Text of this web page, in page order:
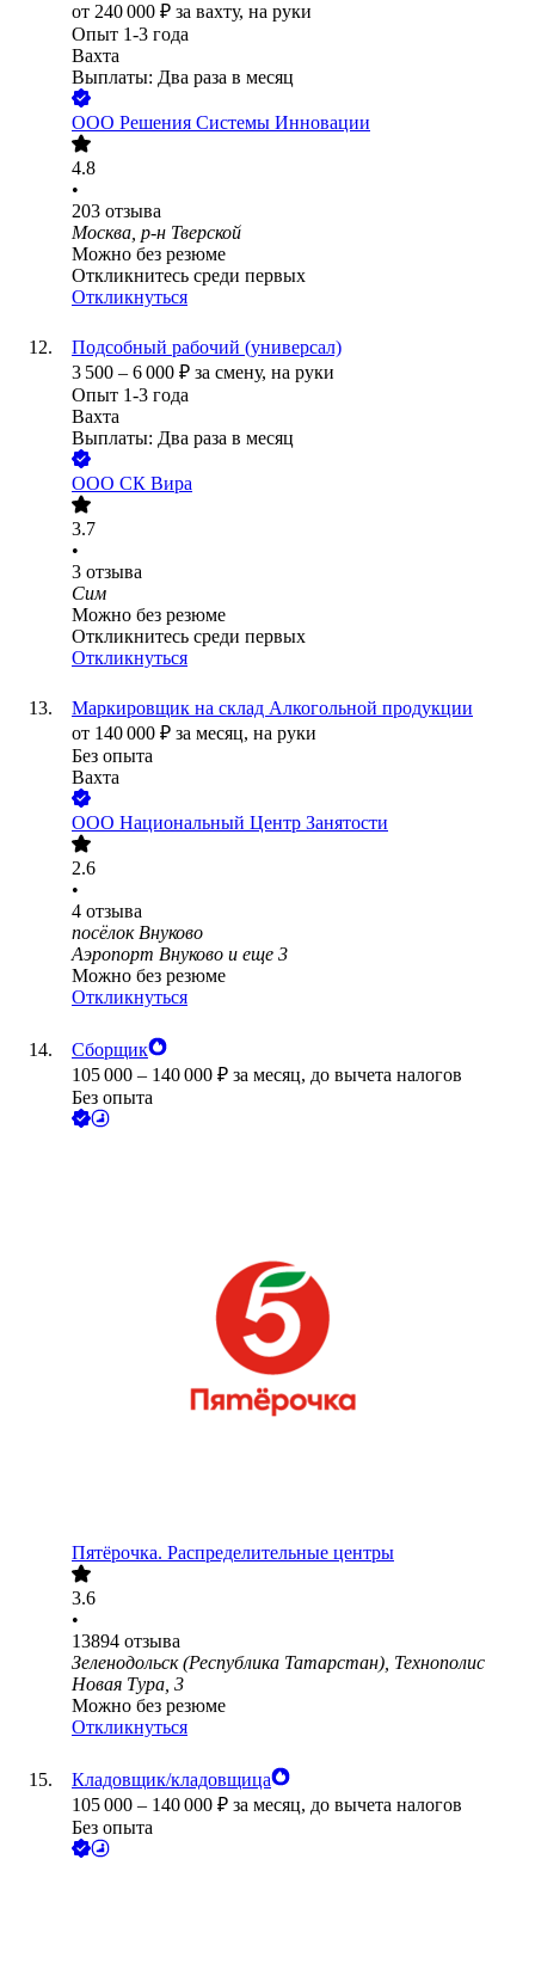
от 240 000 ₽ за вахту, на руки
Опыт 1-3 года
Вахта
Выплаты: Два раза в месяц
ООО Решения Системы Инновации
4.8
•
203 отзыва
Москва, р-н Тверской
Можно без резюме
Откликнитесь среди первых
Откликнуться
Подсобный рабочий (универсал)
3 500 – 6 000 ₽ за смену, на руки
Опыт 1-3 года
Вахта
Выплаты: Два раза в месяц
ООО СК Вира
3.7
•
3 отзыва
Сим
Можно без резюме
Откликнитесь среди первых
Откликнуться
Маркировщик на склад Алкогольной продукции
от 140 000 ₽ за месяц, на руки
Без опыта
Вахта
ООО Национальный Центр Занятости
2.6
•
4 отзыва
посёлок Внуково
Аэропорт Внуково и еще 3
Можно без резюме
Откликнуться
Сборщик
105 000 – 140 000 ₽ за месяц, до вычета налогов
Без опыта
Пятёрочка. Распределительные центры
3.6
•
13894 отзыва
Зеленодольск (Республика Татарстан), Технополис
Новая Тура, 3
Можно без резюме
Откликнуться
Кладовщик/кладовщица
105 000 – 140 000 ₽ за месяц, до вычета налогов
Без опыта